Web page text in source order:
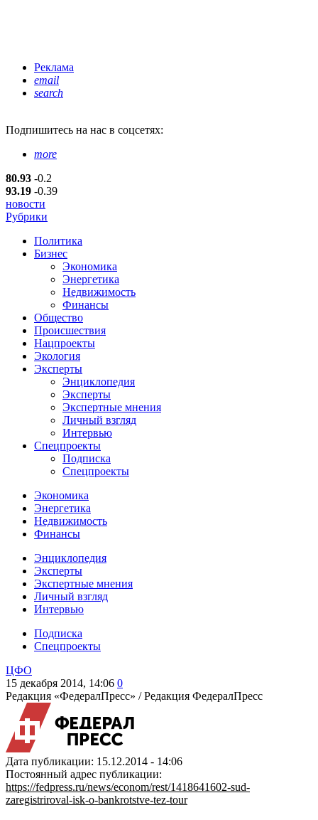
Реклама
email
search
Подпишитесь на нас в соцсетях:
more
80.93 -0.2
93.19 -0.39
новости
Рубрики
Политика
Бизнес
Экономика
Энергетика
Недвижимость
Финансы
Общество
Происшествия
Нацпроекты
Экология
Эксперты
Энциклопедия
Эксперты
Экспертные мнения
Личный взгляд
Интервью
Спецпроекты
Подписка
Спецпроекты
Экономика
Энергетика
Недвижимость
Финансы
Энциклопедия
Эксперты
Экспертные мнения
Личный взгляд
Интервью
Подписка
Спецпроекты
ЦФО
15 декабря 2014, 14:06 0
Редакция «ФедералПресс» /Редакция ФедералПресс
Дата публикации: 15.12.2014 - 14:06
Постоянный адрес публикации:
https://fedpress.ru/news/econom/rest/1418641602-sud-
zaregistriroval-isk-o-bankrotstve-tez-tour